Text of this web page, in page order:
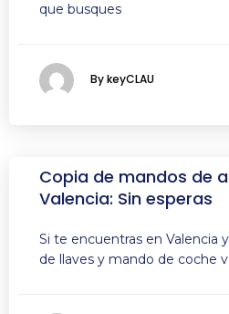
que busques
By keyCLAU
Copia de mandos de
Valencia: Sin esperas
Si te encuentras en Valencia
de llaves y mando de coche